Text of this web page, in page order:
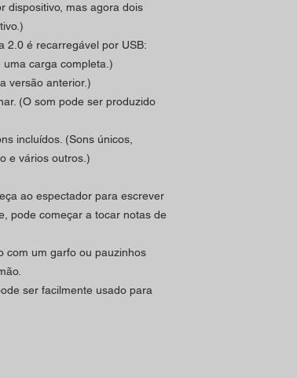
dispositivo, mas agora dois
2.0 é recarregável por USB:
carga completa.)
versão anterior.)
(O som pode ser produzido
incluídos. (Sons únicos,
e vários outros.)
ao espectador para escrever
pode começar a tocar notas de
com um garfo ou pauzinhos
ser facilmente usado para